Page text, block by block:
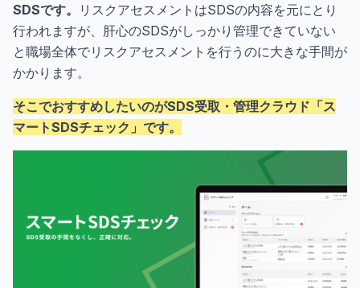
SDSです。
リスクアセスメントはSDSの内容を元にとり
行われますが、肝心のSDSがしっかり管理できていない
と職場全体でリスクアセスメントを行うのに大きな手間が
かかります。
そこでおすすめしたいのがSDS受取・管理クラウド「ス
マートSDSチェック」です。